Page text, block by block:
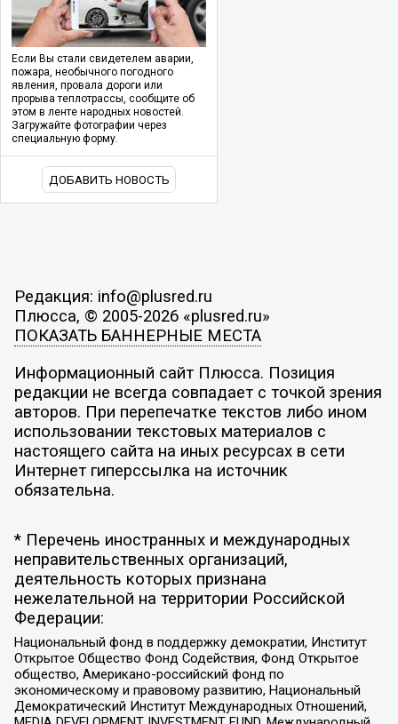
Если Вы стали свидетелем аварии,
пожара, необычного погодного
явления, провала дороги или
прорыва теплотрассы, сообщите об
этом в ленте народных новостей.
Загружайте фотографии через
специальную форму.
ДОБАВИТЬ НОВОСТЬ
Редакция: info@plusred.ru
Плюсса, © 2005-2026 «plusred.ru»
ПОКАЗАТЬ БАННЕРНЫЕ МЕСТА
Информационный сайт Плюсса. Позиция
редакции не всегда совпадает с точкой зрения
авторов. При перепечатке текстов либо ином
использовании текстовых материалов с
настоящего сайта на иных ресурсах в сети
Интернет гиперссылка на источник
обязательна.
* Перечень иностранных и международных
неправительственных организаций,
деятельность которых признана
нежелательной на территории Российской
Федерации:
Национальный фонд в поддержку демократии, Институт
Открытое Общество Фонд Содействия, Фонд Открытое
общество, Американо-российский фонд по
экономическому и правовому развитию, Национальный
Демократический Институт Международных Отношений,